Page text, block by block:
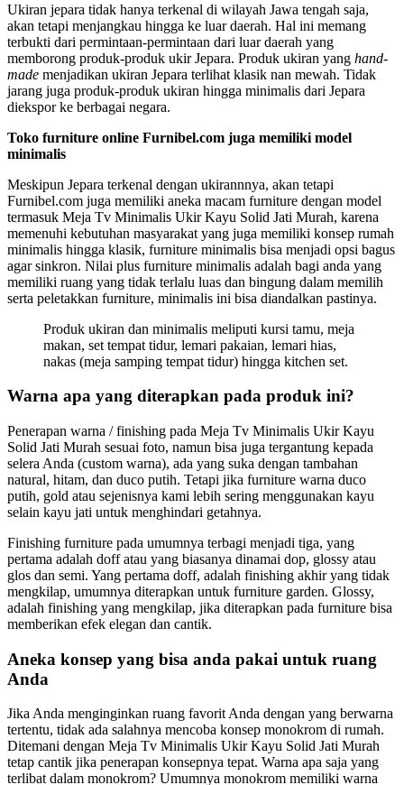
Ukiran jepara tidak hanya terkenal di wilayah Jawa tengah saja,
akan tetapi menjangkau hingga ke luar daerah. Hal ini memang
terbukti dari permintaan-permintaan dari luar daerah yang
memborong produk-produk ukir Jepara. Produk ukiran yang hand-
made menjadikan ukiran Jepara terlihat klasik nan mewah. Tidak
jarang juga produk-produk ukiran hingga minimalis dari Jepara
diekspor ke berbagai negara.
Toko furniture online Furnibel.com juga memiliki model
minimalis
Meskipun Jepara terkenal dengan ukirannnya, akan tetapi
Furnibel.com juga memiliki aneka macam furniture dengan model
termasuk Meja Tv Minimalis Ukir Kayu Solid Jati Murah, karena
memenuhi kebutuhan masyarakat yang juga memiliki konsep rumah
minimalis hingga klasik, furniture minimalis bisa menjadi opsi bagus
agar sinkron. Nilai plus furniture minimalis adalah bagi anda yang
memiliki ruang yang tidak terlalu luas dan bingung dalam memilih
serta peletakkan furniture, minimalis ini bisa diandalkan pastinya.
Produk ukiran dan minimalis meliputi kursi tamu, meja
makan, set tempat tidur, lemari pakaian, lemari hias,
nakas (meja samping tempat tidur) hingga kitchen set.
Warna apa yang diterapkan pada produk ini?
Penerapan warna / finishing pada Meja Tv Minimalis Ukir Kayu
Solid Jati Murah sesuai foto, namun bisa juga tergantung kepada
selera Anda (custom warna), ada yang suka dengan tambahan
natural, hitam, dan duco putih. Tetapi jika furniture warna duco
putih, gold atau sejenisnya kami lebih sering menggunakan kayu
selain kayu jati untuk menghindari getahnya.
Finishing furniture pada umumnya terbagi menjadi tiga, yang
pertama adalah doff atau yang biasanya dinamai dop, glossy atau
glos dan semi. Yang pertama doff, adalah finishing akhir yang tidak
mengkilap, umumnya diterapkan untuk furniture garden. Glossy,
adalah finishing yang mengkilap, jika diterapkan pada furniture bisa
memberikan efek elegan dan cantik.
Aneka konsep yang bisa anda pakai untuk ruang
Anda
Jika Anda menginginkan ruang favorit Anda dengan yang berwarna
tertentu, tidak ada salahnya mencoba konsep monokrom di rumah.
Ditemani dengan Meja Tv Minimalis Ukir Kayu Solid Jati Murah
tetap cantik jika penerapan konsepnya tepat. Warna apa saja yang
terlibat dalam monokrom? Umumnya monokrom memiliki warna